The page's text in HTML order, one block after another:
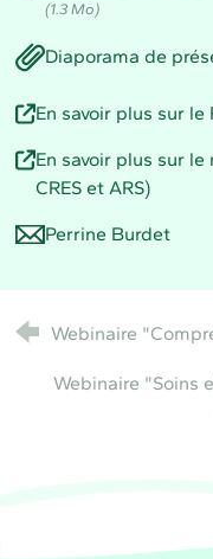
(1.3 Mo)
Diaporama de
En savoir plus sur
En savoir plus sur
CRES et ARS)
Perrine Burdet
Webinaire
Webinaire "Soins